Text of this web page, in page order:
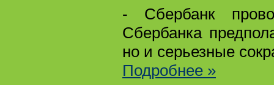
- Сбербанк
Сбербанка
но и серьезные
Подробнее »